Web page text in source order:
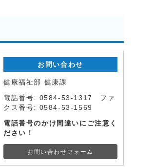
お問い合わせ
健康福祉部 健康課
電話番号: 0584-53-1317 ファ
クス番号: 0584-53-1569
電話番号のかけ間違いにご注意く
ださい！
お問い合わせフォーム